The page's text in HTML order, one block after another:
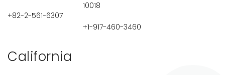
+82-2-561-6307
10018
+1-917-460-3460
California